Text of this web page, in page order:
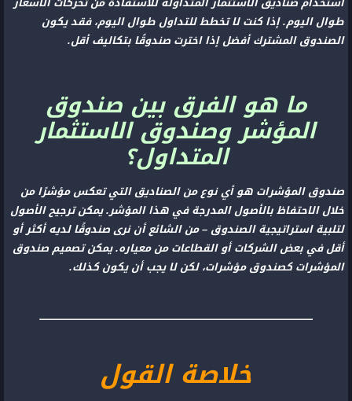
طوال اليوم. إذا كنت لا تخطط للتداول طوال اليوم، فقد يكون
الصندوق المشترك أفضل إذا اخترت صندوقًا بتكاليف أقل.
ما هو الفرق بين صندوق
المؤشر وصندوق الاستثمار
المتداول؟
صندوق المؤشرات هو أي نوع من الصناديق التي تعكس مؤشرًا من
خلال الاحتفاظ بالأصول المدرجة في هذا المؤشر. يمكن ترجيح الأصول
لتلبية استراتيجية الصندوق – من الشائع أن نرى صندوقًا لديه أكثر أو
أقل في بعض الشركات أو القطاعات من معياره. يمكن تصميم صندوق
المؤشرات كصندوق مؤشرات، لكن لا يجب أن يكون كذلك.
خلاصة القول